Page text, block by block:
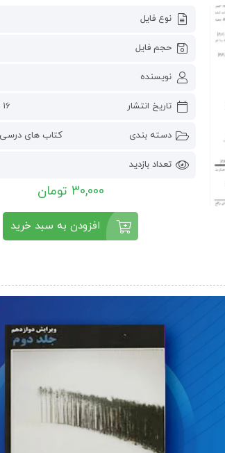
نوع فایل
حجم فایل
نویسنده
تاریخ انتشار 16 دسامبر 2022
دسته بندی کتاب های
تعداد بازدید
30,000 تومان
افزودن به سبد خرید